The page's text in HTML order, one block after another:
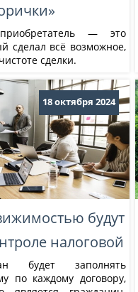
— это
сделал всё возможное,
сделки.
будут
налоговой
18 октября 2024
будет заполнять
по каждому договору,